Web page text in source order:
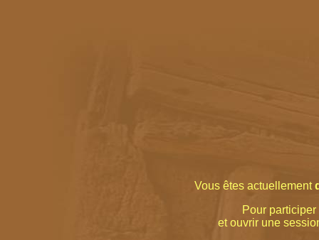
Vous êtes actuellement
Pour
et ouvrir une